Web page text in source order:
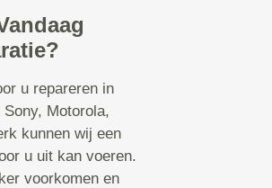
u repareren in
Motorola,
kunnen wij een
u uit kan voeren.
voorkomen en